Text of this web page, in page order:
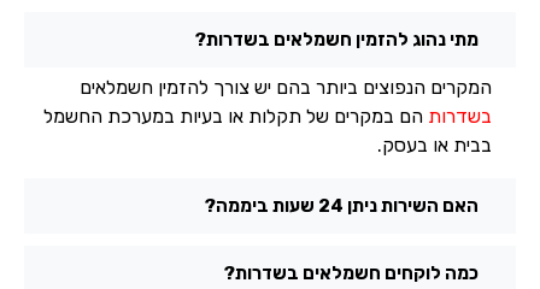
מתי נהוג להזמין חשמלאים בשדרות?
המקרים הנפוצים ביותר בהם יש צורך להזמין חשמלאים
בשדרותהם במקרים של תקלות או בעיות במערכת החשמל
בבית או בעסק.
האם השירות ניתן 24 שעות ביממה?
כמה לוקחים חשמלאים בשדרות?